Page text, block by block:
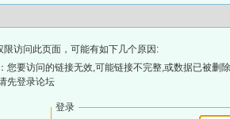
访问此页面，可能有如下几个原因:
您要访问的链接无效,可能链接不完整,或数据已被删
先登录论坛
登录